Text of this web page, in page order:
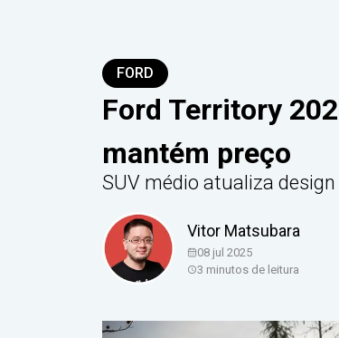
FORD
Ford Territory
mantém preço
SUV médio atualiza
Vitor Matsubara
08 jul 2025
3 minutos de leitura